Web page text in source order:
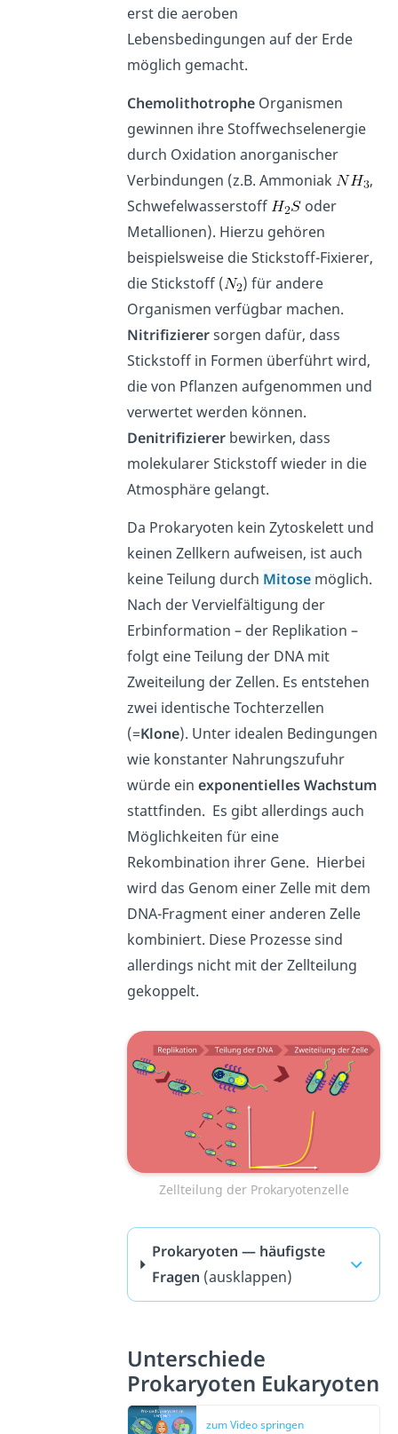
erst die aeroben
Lebensbedingungen auf der Erde
möglich gemacht.
Chemolithotrophe Organismen
gewinnen ihre Stoffwechselenergie
durch Oxidation anorganischer
Verbindungen (z.B. Ammoniak
,
Schwefelwasserstoff
oder
Metallionen). Hierzu gehören
beispielsweise die Stickstoff-Fixierer,
die Stickstoff (
) für andere
Organismen verfügbar machen.
Nitrifizierersorgen dafür, dass
Stickstoff in Formen überführt wird,
die von Pflanzen aufgenommen und
verwertet werden können.
Denitrifizierer bewirken, dass
molekularer Stickstoff wieder in die
Atmosphäre gelangt.
Da Prokaryoten kein Zytoskelett und
keinen Zellkern aufweisen, ist auch
keine Teilung durch Mitose möglich.
Nach der Vervielfältigung der
Erbinformation – der Replikation –
folgt eine Teilung der DNA mit
Zweiteilung der Zellen. Es entstehen
zwei identische Tochterzellen
(=Klone). Unter idealen Bedingungen
wie konstanter Nahrungszufuhr
würde einexponentielles Wachstum
stattfinden. Es gibt allerdings auch
Möglichkeiten für eine
Rekombination ihrer Gene. Hierbei
wird das Genom einer Zelle mit dem
DNA-Fragment einer anderen Zelle
kombiniert. Diese Prozesse sind
allerdings nicht mit der Zellteilung
gekoppelt.
Zellteilung der Prokaryotenzelle
Prokaryoten — häufigste
Fragen (ausklappen)
Unterschiede
Prokaryoten Eukaryoten
zum Video springen